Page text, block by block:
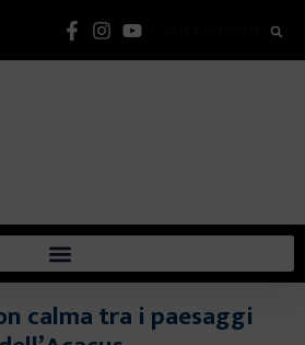
calma tra i paesaggi